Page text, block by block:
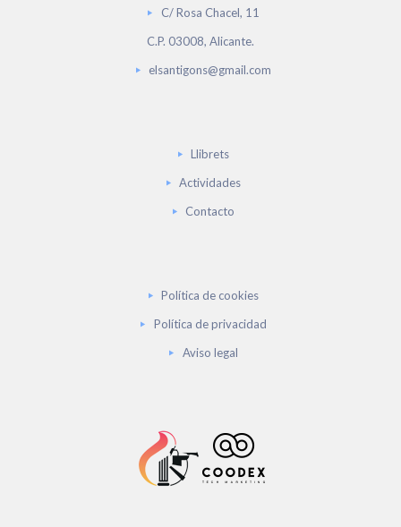
C/ Rosa Chacel, 11
C.P. 03008, Alicante.
elsantigons@gmail.com
Llibrets
Actividades
Contacto
Política de cookies
Política de privacidad
Aviso legal